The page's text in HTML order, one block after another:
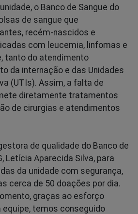
o Banco de Sangue do
de sangue que
recém-nascidos e
com leucemia, linfomas e
tanto do atendimento
da internação e das Unidades
(UTIs). Assim, a falta de
diretamente tratamentos
de cirurgias e atendimentos
de qualidade do Banco de
Letícia Aparecida Silva, para
da unidade com segurança,
cerca de 50 doações por dia.
graças ao esforço
equipe, temos conseguido